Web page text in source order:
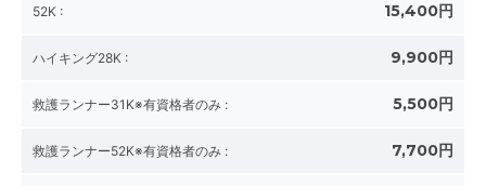
52K : 15,400円
ハイキング28K : 9,900円
救護ランナー31K※有資格者のみ : 5,500円
救護ランナー52K※有資格者のみ : 7,700円